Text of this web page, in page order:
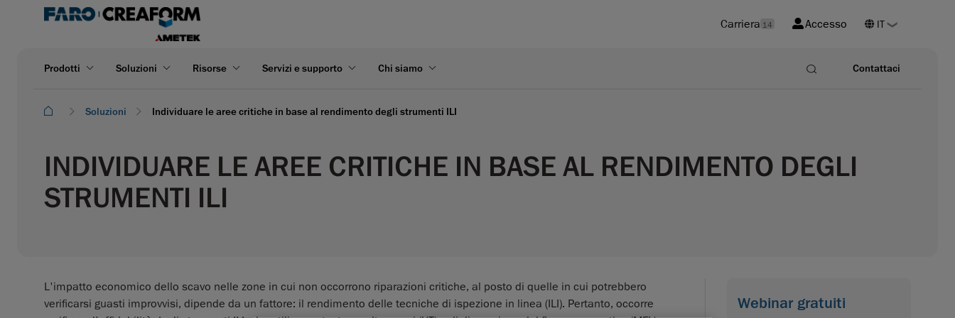
Carriera 14 Accesso
Prodotti Soluzioni Risorse Servizi e supporto Chi siamo Contattaci
Soluzioni Individuare le aree critiche in base al rendimento degli strumenti ILI
INDIVIDUARE LE AREE CRITICHE IN BASE AL RENDIMENTO DEGLI
STRUMENTI ILI
L'impatto economico dello scavo nelle zone in cui non occorrono riparazioni critiche, al posto di quelle in cui potrebbero
verificarsi guasti improvvisi, dipende da un fattore: il rendimento delle tecniche di ispezione in linea (ILI). Pertanto, occorre
Webinar gratuiti